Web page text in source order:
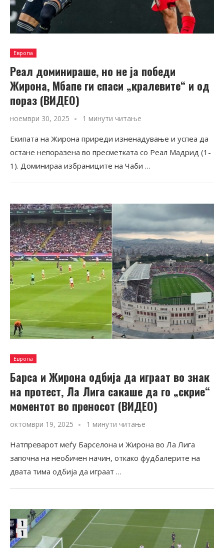
Европа
Реал доминираше, но не ја победи
Жирона, Мбапе ги спаси „кралевите“ и од
пораз (ВИДЕО)
ноември 30, 2025 1 минути читање
Екипата на Жирона приреди изненадување и успеа да
остане непоразена во пресметката со Реал Мадрид (1-
1). Доминираа избраниците на Чаби …
Европа
Барса и Жирона одбија да играат во знак
на протест, Ла Лига сакаше да го „скрие“
моментот во преносот (ВИДЕО)
октомври 19, 2025 1 минути читање
Натпреварот меѓу Барселона и Жирона во Ла Лига
започна на необичен начин, откако фудбалерите на
двата тима одбија да играат …